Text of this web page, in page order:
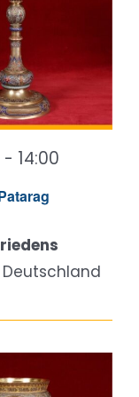
- 14:00
Deutschland